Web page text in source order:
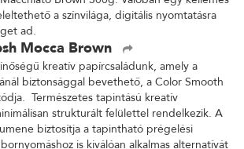
a színvilága, digitális nyomtatásra
ad.
Mocca Brown
kreatív papírcsaládunk, amely a
biztonsággal bevethető, a Color Smooth
Természetes tapintású kreatív
strukturált felülettel rendelkezik. A
biztosítja a tapintható prégelési
is kiválóan alkalmas alternatívát